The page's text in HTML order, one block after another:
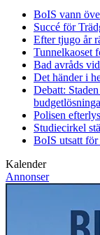
BoIS vann
Succé för
Efter tjugo år
Tunnelkaoset
Bad avråds
Det händer i
Debatt:
Polisen
Studiecirkel
BoIS utsatt
Kalender
Annonser